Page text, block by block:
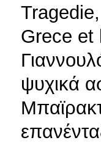
Grece et
ψυχικά